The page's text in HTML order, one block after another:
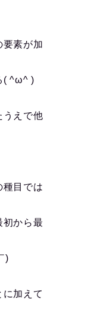
要素が加
( ^ω^ )
うえで他
種目では
初から最
)
加えて